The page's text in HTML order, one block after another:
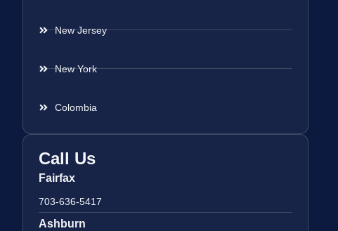
New Jersey
New York
Colombia
Call Us
Fairfax
703-636-5417
Ashburn